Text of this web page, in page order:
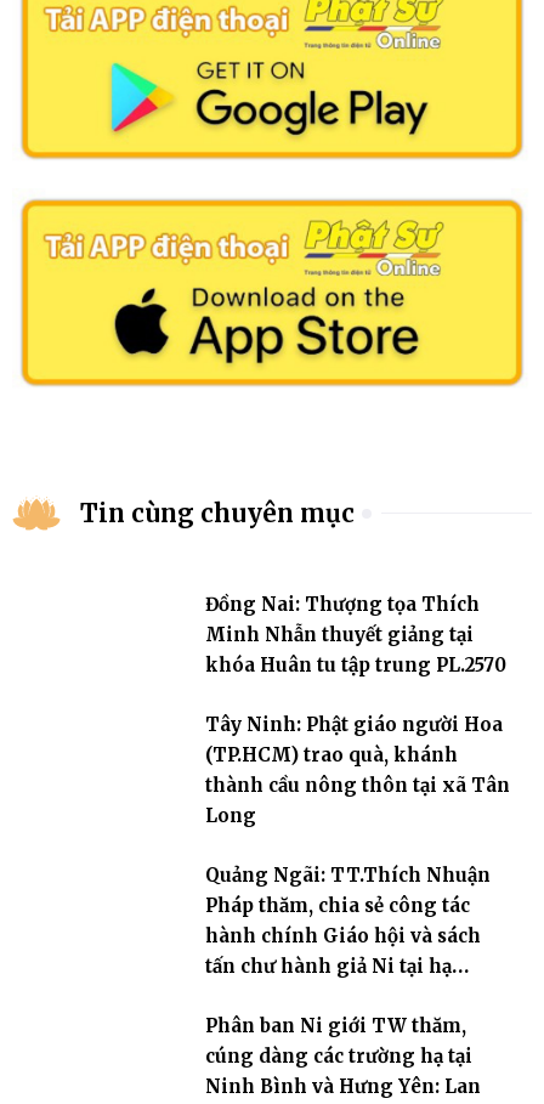
Tin cùng chuyên mục
Đồng Nai: Thượng tọa Thích
Minh Nhẫn thuyết giảng tại
khóa Huân tu tập trung PL.2570
Tây Ninh: Phật giáo người Hoa
(TP.HCM) trao quà, khánh
thành cầu nông thôn tại xã Tân
Long
Quảng Ngãi: TT.Thích Nhuận
Pháp thăm, chia sẻ công tác
hành chính Giáo hội và sách
tấn chư hành giả Ni tại hạ
tỉnh
Phân ban Ni giới TW thăm,
cúng dàng các trường hạ tại
Ninh Bình và Hưng Yên: Lan